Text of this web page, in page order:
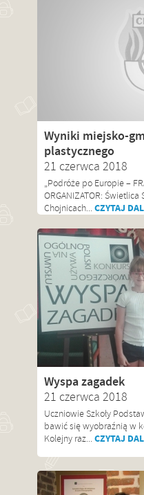
Wyniki miejsko-
plastycznego
21 czerwca 2018
„Podróże po Europie –
ORGANIZATOR:
Chojnicach... CZYTAJ
Wyspa zagadek
21 czerwca 2018
Uczniowie Szkoły
bawić się wyobraźnią w
Kolejny raz... CZYTAJ